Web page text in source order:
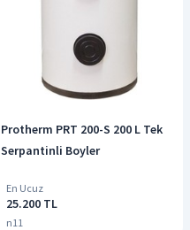
Protherm PRT 200-S 200 L Tek
Serpantinli Boyler
En Ucuz
25.200 TL
n11